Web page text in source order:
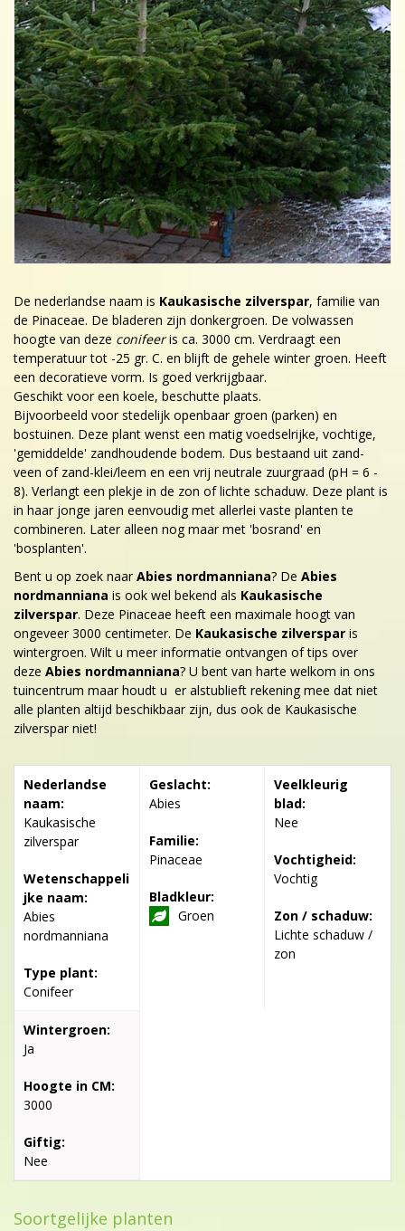
De nederlandse naam is Kaukasische zilverspar, familie van
de Pinaceae. De bladeren zijn donkergroen. De volwassen
hoogte van deze conifeeris ca. 3000 cm. Verdraagt een
temperatuur tot -25 gr. C. en blijft de gehele winter groen. Heeft
een decoratieve vorm. Is goed verkrijgbaar.
Geschikt voor een koele, beschutte plaats.
Bijvoorbeeld voor stedelijk openbaar groen (parken) en
bostuinen. Deze plant wenst een matig voedselrijke, vochtige,
'gemiddelde' zandhoudende bodem. Dus bestaand uit zand-
veen of zand-klei/leem en een vrij neutrale zuurgraad (pH = 6 -
8). Verlangt een plekje in de zon of lichte schaduw. Deze plant is
in haar jonge jaren eenvoudig met allerlei vaste planten te
combineren. Later alleen nog maar met 'bosrand' en
'bosplanten'.
Bent u op zoek naar Abies nordmanniana? De Abies
nordmanniana is ook wel bekend als Kaukasische
zilverspar. Deze Pinaceae heeft een maximale hoogt van
ongeveer 3000 centimeter. De Kaukasische zilverspar is
wintergroen. Wilt u meer informatie ontvangen of tips over
deze Abies nordmanniana? U bent van harte welkom in ons
tuincentrum maar houdt u er alstublieft rekening mee dat niet
alle planten altijd beschikbaar zijn, dus ook de Kaukasische
zilverspar niet!
Nederlandse
naam:
Kaukasische
zilverspar
Wetenschappeli
jke naam:
Abies
nordmanniana
Type plant:
Conifeer
Geslacht:
Abies
Familie:
Pinaceae
Bladkleur:
Groen
Veelkleurig
blad:
Nee
Vochtigheid:
Vochtig
Zon / schaduw:
Lichte schaduw /
zon
Wintergroen:
Ja
Hoogte in CM:
3000
Giftig:
Nee
Soortgelijke planten